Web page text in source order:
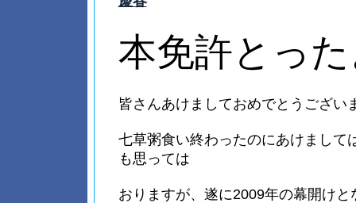
本免許とっ
皆さんあけましておめでとうござい
七草粥食い終わったのにあけまして
も思っては
おりますが、遂に2009年の幕開けと